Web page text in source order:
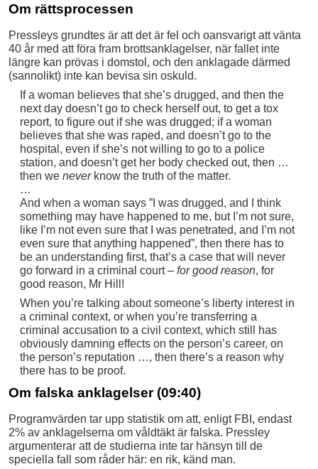
Om rättsprocessen
Pressleys grundtes är att det är fel och oansvarigt att vänta
40 år med att föra fram brottsanklagelser, när fallet inte
längre kan prövas i domstol, och den anklagade därmed
(sannolikt) inte kan bevisa sin oskuld.
If a woman believes that she’s drugged, and then the
next day doesn’t go to check herself out, to get a tox
report, to figure out if she was drugged; if a woman
believes that she was raped, and doesn’t go to the
hospital, even if she’s not willing to go to a police
station, and doesn’t get her body checked out, then …
then we neverknow the truth of the matter.
…
And when a woman says ”I was drugged, and I think
something may have happened to me, but I’m not sure,
like I’m not even sure that I was penetrated, and I’m not
even sure that anything happened”, then there has to
be an understanding first, that’s a case that will never
go forward in a criminal court – for good reason, for
good reason, Mr Hill!
When you’re talking about someone’s liberty interest in
a criminal context, or when you’re transferring a
criminal accusation to a civil context, which still has
obviously damning effects on the person’s career, on
the person’s reputation …, then there’s a reason why
there has to be proof.
Om falska anklagelser (09:40)
Programvärden tar upp statistik om att, enligt FBI, endast
2% av anklagelserna om våldtäkt är falska. Pressley
argumenterar att de studierna inte tar hänsyn till de
speciella fall som råder här: en rik, känd man.